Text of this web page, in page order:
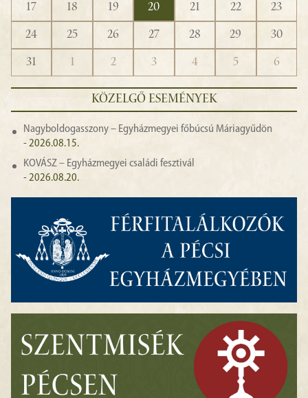
17
18 19 20 21 22
23
24
25 26 27 28 29
30
31
1 2 3 4 5 6
KÖZELGŐ ESEMÉNYEK
Nagyboldogasszony – Egyházmegyei főbúcsú Máriagyűdön
- 2026.08.15.
KOVÁSZ – Egyházmegyei családi fesztivál
- 2026.08.20.